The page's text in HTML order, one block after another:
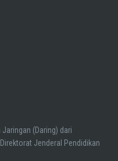
(Daring) dari
Jenderal Pendidikan